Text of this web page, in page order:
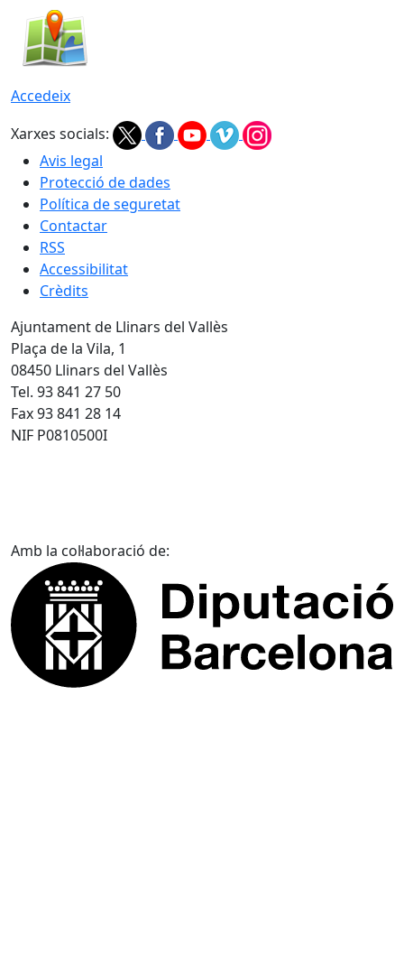
Accedeix
Xarxes socials:
Avis legal
Protecció de dades
Política de seguretat
Contactar
RSS
Accessibilitat
Crèdits
Ajuntament de Llinars del Vallès
Plaça de la Vila, 1
08450 Llinars del Vallès
Tel. 93 841 27 50
Fax 93 841 28 14
NIF P0810500I
Amb la col·laboració de: